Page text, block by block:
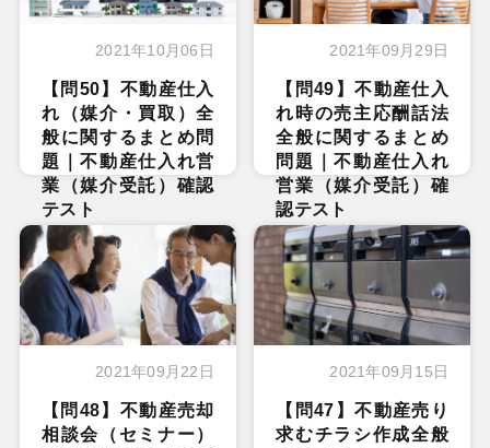
2021年10月06日
【問50】不動産仕入
れ（媒介・買取）全
般に関するまとめ問
題｜不動産仕入れ営
業（媒介受託）確認
テスト
2021年09月29日
【問49】不動産仕入
れ時の売主応酬話法
全般に関するまとめ
問題｜不動産仕入れ
営業（媒介受託）確
認テスト
2021年09月22日
【問48】不動産売却
相談会（セミナー）
2021年09月15日
【問47】不動産売り
求むチラシ作成全般